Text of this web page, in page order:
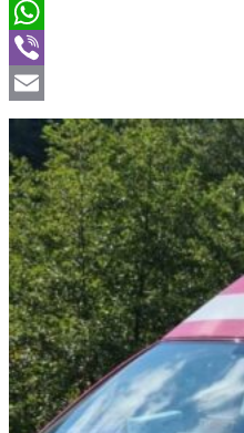
Twitter
WhatsApp
Viber
Email